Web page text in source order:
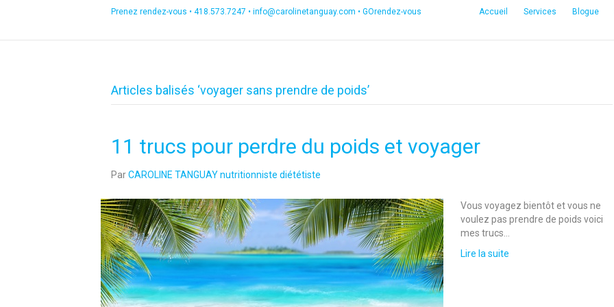
Prenez rendez-vous • 418.573.7247 • info@carolinetanguay.com • GOrendez-vous Accueil Services Blogue
Articles balisés ‘voyager sans prendre de poids’
11 trucs pour perdre du poids et voyager
ParCAROLINE TANGUAY nutritionniste diététiste
Vous voyagez bientôt et vous ne
voulez pas prendre de poids voici
mes trucs…
Lire la suite